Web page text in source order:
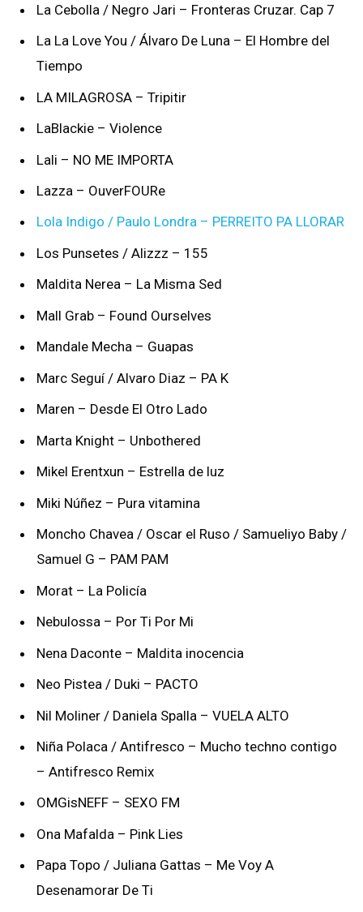
La Cebolla / Negro Jari – Fronteras Cruzar. Cap 7
La La Love You / Álvaro De Luna – El Hombre del
Tiempo
LA MILAGROSA – Tripitir
LaBlackie – Violence
Lali – NO ME IMPORTA
Lazza – OuverFOURe
Lola Indigo / Paulo Londra – PERREITO PA LLORAR
Los Punsetes / Alizzz – 155
Maldita Nerea – La Misma Sed
Mall Grab – Found Ourselves
Mandale Mecha – Guapas
Marc Seguí / Alvaro Diaz – PA K
Maren – Desde El Otro Lado
Marta Knight – Unbothered
Mikel Erentxun – Estrella de luz
Miki Núñez – Pura vitamina
Moncho Chavea / Oscar el Ruso / Samueliyo Baby /
Samuel G – PAM PAM
Morat – La Policía
Nebulossa – Por Ti Por Mi
Nena Daconte – Maldita inocencia
Neo Pistea / Duki – PACTO
Nil Moliner / Daniela Spalla – VUELA ALTO
Niña Polaca / Antifresco – Mucho techno contigo
– Antifresco Remix
OMGisNEFF – SEXO FM
Ona Mafalda – Pink Lies
Papa Topo / Juliana Gattas – Me Voy A
Desenamorar De Ti